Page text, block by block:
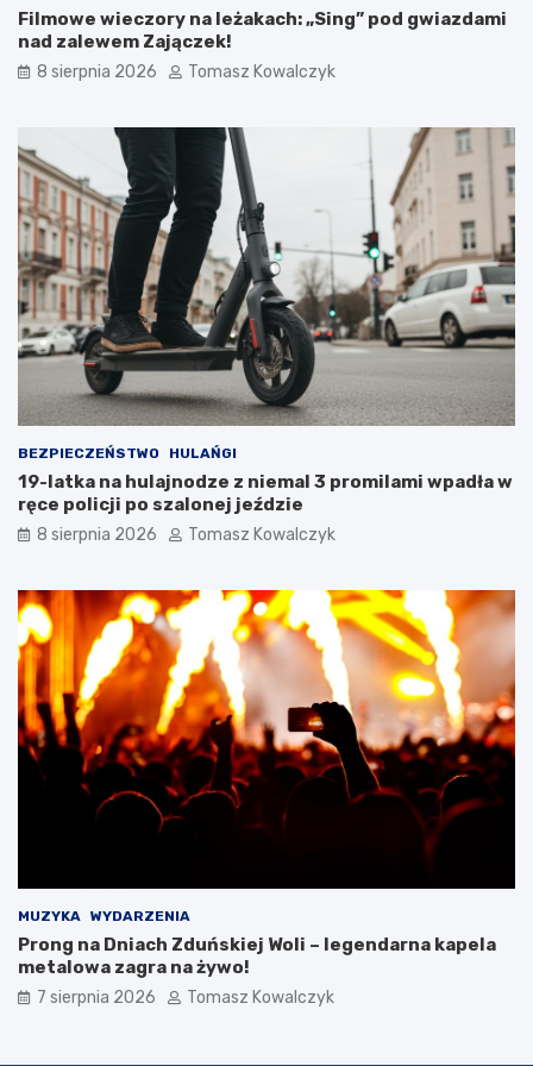
o
w
e
t
u
r
y
s
t
ó
w
!
u
k
t
n
a
d
z
b
i
o
r
n
i
m
i
d
o
0
6
r
o
k
u
Filmowe wieczory na leżakach: „Sing” pod gwiazdami
nad zalewem Zajączek!
8 sierpnia 2026 Tomasz Kowalczyk
BEZPIECZEŃSTWO HULAŃGI
19-latka na hulajnodze z niemal 3 promilami wpadła w
ręce policji po szalonej jeździe
8 sierpnia 2026 Tomasz Kowalczyk
MUZYKA WYDARZENIA
Prong na Dniach Zduńskiej Woli – legendarna kapela
metalowa zagra na żywo!
7 sierpnia 2026 Tomasz Kowalczyk